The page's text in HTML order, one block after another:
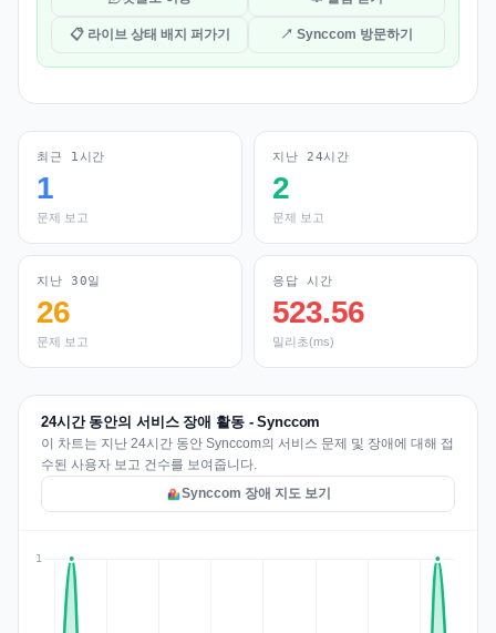
📋 라이브 상태 배지 퍼가기 ↗ Synccom 방문하기
최근 1시간
1
문제 보고
지난 24시간
2
문제 보고
지난 30일
26
문제 보고
응답 시간
523.56
밀리초(ms)
24시간 동안의 서비스 장애 활동 - Synccom
이 차트는 지난 24시간 동안 Synccom의 서비스 문제 및 장애에 대해 접
수된 사용자 보고 건수를 보여줍니다.
Synccom 장애 지도 보기